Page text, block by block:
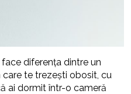
diferența dintre un
te trezești obosit, cu
ai dormit într-o cameră